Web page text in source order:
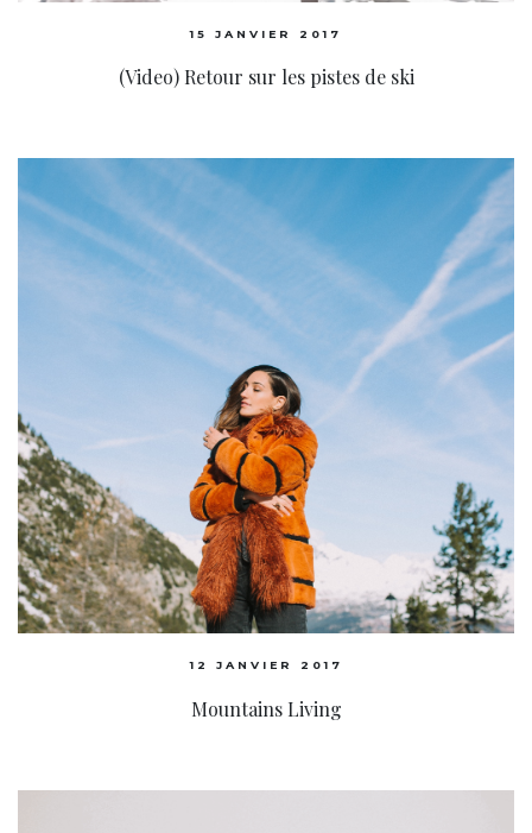
15 JANVIER 2017
(Video) Retour sur les pistes de ski
12 JANVIER 2017
Mountains Living